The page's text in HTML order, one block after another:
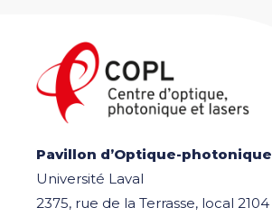
Pavillon d’Optique-photonique
Université Laval
2375, rue de la Terrasse, local 2104